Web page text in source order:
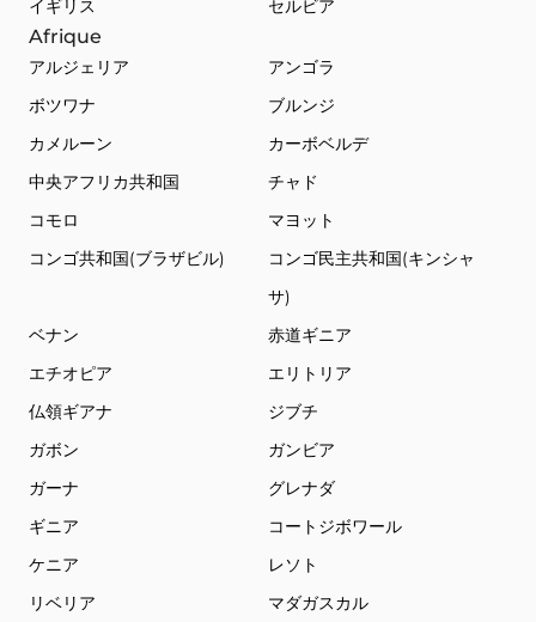
イギリス セルビア
Afrique
アルジェリア
アンゴラ
ボツワナ
ブルンジ
カメルーン
カーボベルデ
中央アフリカ共和国
チャド
コモロ
マヨット
コンゴ共和国(ブラザビル)
コンゴ民主共和国(キンシャ
サ)
ベナン
赤道ギニア
エチオピア
エリトリア
仏領ギアナ
ジブチ
ガボン
ガンビア
ガーナ
グレナダ
ギニア
コートジボワール
ケニア
レソト
リベリア
マダガスカル